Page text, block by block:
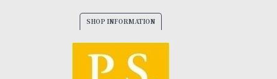
SHOP INFORMATION